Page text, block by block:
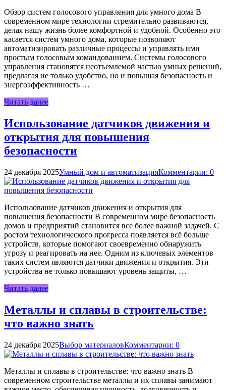
Обзор систем голосового управления для умного дома В
современном мире технологии стремительно развиваются,
делая нашу жизнь более комфортной и удобной. Особенно это
касается систем умного дома, которые позволяют
автоматизировать различные процессы и управлять ими
простым голосовым командованием. Системы голосового
управления становятся неотъемлемой частью умных решений,
предлагая не только удобство, но и повышая безопасность и
энергоэффективность …
Читать далее
Использование датчиков движения и
открытия для повышения
безопасности
24 декабря 2025Умный дом и автоматизацияКомментарии: 0
Использование датчиков движения и открытия для
повышения безопасности В современном мире безопасность
домов и предприятий становится все более важной задачей. С
ростом технологического прогресса появляется всё больше
устройств, которые помогают своевременно обнаружить
угрозу и реагировать на нее. Одним из ключевых элементов
таких систем являются датчики движения и открытия. Эти
устройства не только повышают уровень защиты, …
Читать далее
Металлы и сплавы в строительстве:
что важно знать
24 декабря 2025Выбор материаловКомментарии: 0
Металлы и сплавы в строительстве: что важно знать В
современном строительстве металлы и их сплавы занимают